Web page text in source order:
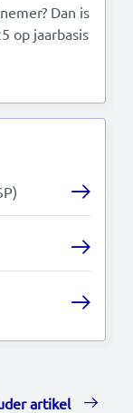
Dan is
op jaarbasis
artikel